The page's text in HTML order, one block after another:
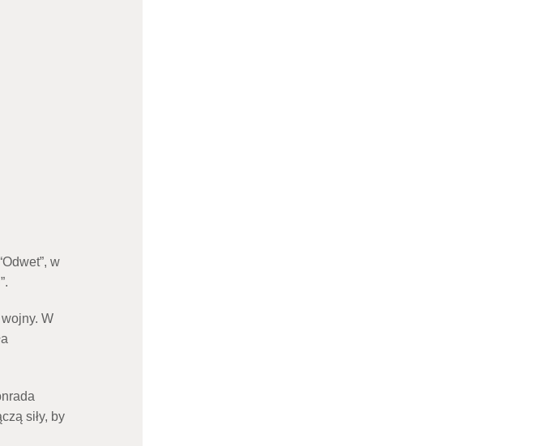
w
W
siły, by